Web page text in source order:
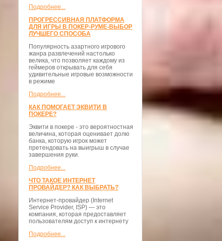
Подробнее...
ПРОГРЕССИВНАЯ ПЛАТФОРМА
ДЛЯ ИГРЫ В ПОКЕР-РУМЕ-ВЫБОР
ЛУЧШЕГО СПОСОБА
Популярность азартного игрового
жанра развлечений настолько
велика, что позволяет каждому из
геймеров открывать для себя
удивительные игровые возможности
в режиме
Подробнее...
КАК ПОМОГАЕТ ЭКВИТИ В
ПОКЕРЕ?
Эквити в покере - это вероятностная
величина, которая оценивает долю
банка, которую игрок может
претендовать на выигрыш в случае
завершения руки.
Подробнее...
ЧТО ТАКОЕ ИНТЕРНЕТ
ПРОВАЙДЕР? КАК ВЫБРАТЬ?
Интернет-провайдер (Internet
Service Provider, ISP) — это
компания, которая предоставляет
пользователям доступ к интернету
Подробнее...